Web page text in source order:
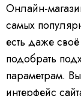
Онлайн-
самых
есть даже
подобрать
параметрам.
интерфейс